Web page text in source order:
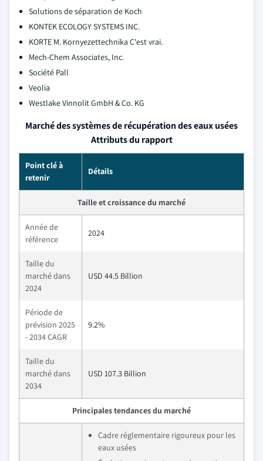
Solutions de séparation de Koch
KONTEK ECOLOGY SYSTEMS INC.
KORTE M. Kornyezettechnika C'est vrai.
Mech-Chem Associates, Inc.
Société Pall
Veolia
Westlake Vinnolit GmbH & Co. KG
Marché des systèmes de récupération des eaux usées
Attributs du rapport
Point clé à
retenir
Détails
Taille et croissance du marché
Année de
référence
2024
Taille du
marché dans
2024
USD 44.5 Billion
Période de
prévision 2025
- 2034 CAGR
9.2%
Taille du
marché dans
2034
USD 107.3 Billion
Principales tendances du marché
Cadre réglementaire rigoureux pour les
eaux usées